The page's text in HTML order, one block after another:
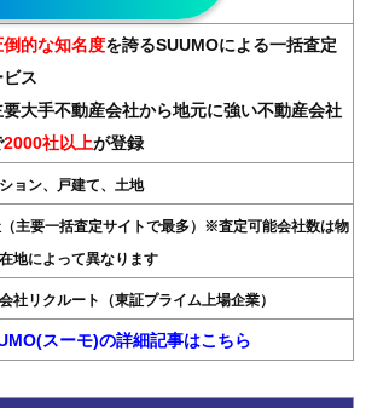
倒的な知名度を誇るSUUMOによる一括査定
ス
要大手不動産会社から地元に強い不動産会社
2000社以上が登録
ョン、戸建て、土地
主要一括査定サイトで最多）※査定可能会社数は物
地によって異なります
社リクルート（東証プライム上場企業）
スーモ)の詳細記事はこちら